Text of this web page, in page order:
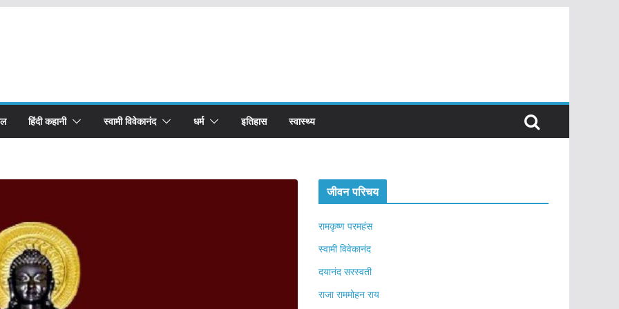
हिंदी कहानी स्वामी विवेकानंद धर्म इतिहास स्वास्थ्य
जीवन परिचय
रामकृष्ण परमहंस
स्वामी विवेकानंद
दयानंद सरस्वती
राजा राममोहन राय